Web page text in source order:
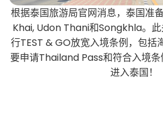
根据泰国旅游局官网消息，泰国准
Khai, Udon Thani和Songkhla。此
行TEST & GO放宽入境条例，包括
要申请Thailand Pass和符合入境
进入泰国！